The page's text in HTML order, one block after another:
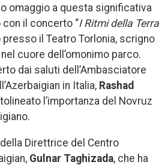
omaggio a questa significativa
il concerto “I Ritmi della Terra
presso il Teatro Torlonia, scrigno
cuore dell’omonimo parco.
dai saluti dell’Ambasciatore
in Italia, Rashad
l’importanza del Novruz
Direttrice del Centro
Gulnar Taghizada, che ha